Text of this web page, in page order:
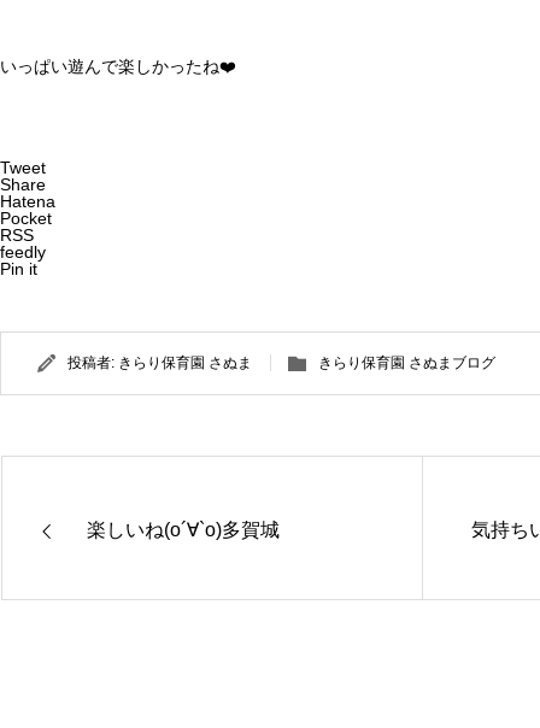
いっぱい遊んで楽しかったね❤️
Tweet
Share
Hatena
Pocket
RSS
feedly
Pin it
投稿者: きらり保育園 さぬま きらり保育園 さぬまブログ
楽しいね(о´∀`о)多賀城 気持ち